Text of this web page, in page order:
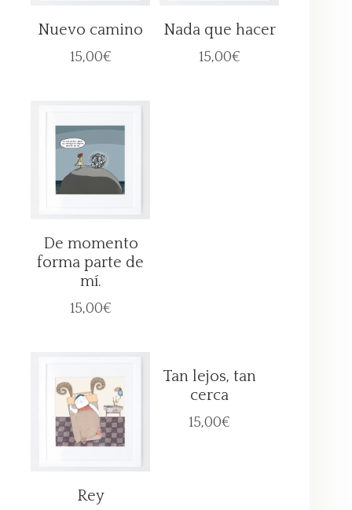
Nuevo camino
15,00€
Nada que hacer
15,00€
De momento
forma parte de
mí.
15,00€
Rey
Tan lejos, tan
cerca
15,00€